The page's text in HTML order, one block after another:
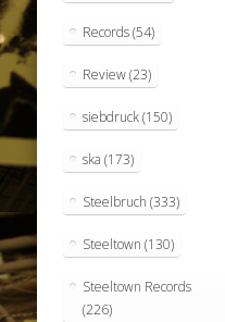
Records(54)
Review(23)
siebdruck(150)
ska (173)
Steelbruch (333)
Steeltown (130)
Steeltown Records
(226)